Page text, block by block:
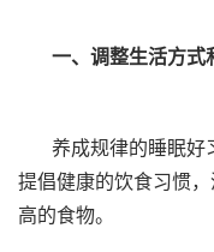
一、调整生活方式
养成规律的睡眠好
提倡健康的饮食习惯
高的食物。